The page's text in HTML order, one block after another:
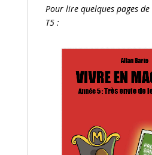
Pour lire quelques pages
T5 :